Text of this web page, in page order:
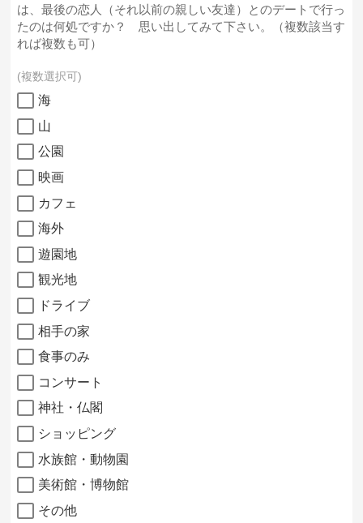
は、最後の恋人（それ以前の親しい友達）とのデートで行っ
たのは何処ですか？ 思い出してみて下さい。（複数該当す
れば複数も可）
複数選択可
海
山
公園
映画
カフェ
海外
遊園地
観光地
ドライブ
相手の家
食事のみ
コンサート
神社・仏閣
ショッピング
水族館・動物園
美術館・博物館
その他